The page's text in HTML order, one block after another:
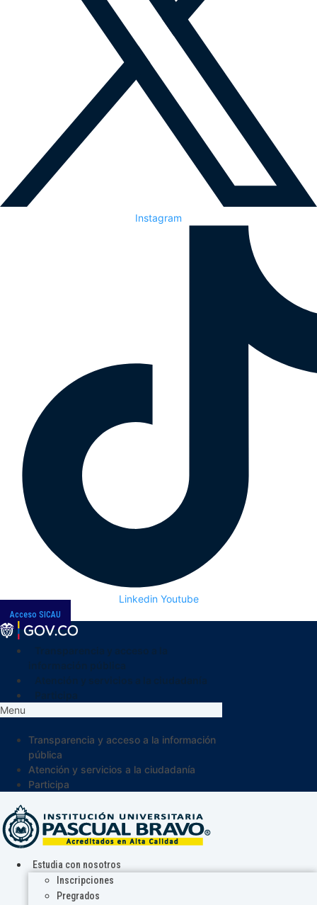
Instagram
Linkedin Youtube
Acceso SICAU
Menu
Transparencia y acceso a la información
pública
Atención y servicios a la ciudadanía
Participa
Estudia con nosotros
Inscripciones
Pregrados